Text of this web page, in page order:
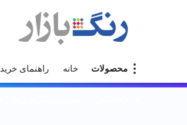
محصولات خانه راهنمای خرید